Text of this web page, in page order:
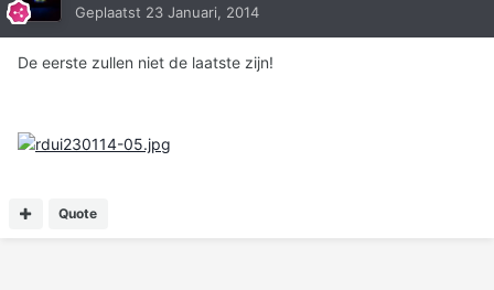
Geplaatst 23 Januari, 2014
De eerste zullen niet de laatste zijn!
Quote